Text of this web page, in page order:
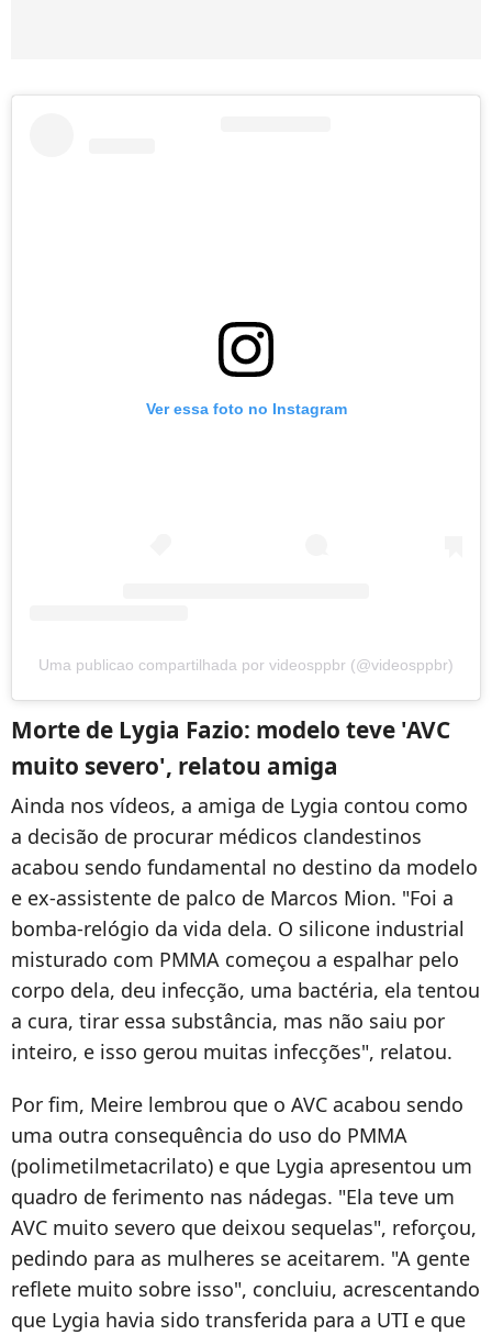
Ver essa foto no Instagram
Uma publicao compartilhada por videosppbr (@videosppbr)
Morte de Lygia Fazio: modelo teve 'AVC
muito severo', relatou amiga
Ainda nos vídeos, a amiga de Lygia contou como
a decisão de procurar médicos clandestinos
acabou sendo fundamental no destino da modelo
e ex-assistente de palco de Marcos Mion. "Foi a
bomba-relógio da vida dela. O silicone industrial
misturado com PMMA começou a espalhar pelo
corpo dela, deu infecção, uma bactéria, ela tentou
a cura, tirar essa substância, mas não saiu por
inteiro, e isso gerou muitas infecções", relatou.
Por fim, Meire lembrou que o AVC acabou sendo
uma outra consequência do uso do PMMA
(polimetilmetacrilato) e que Lygia apresentou um
quadro de ferimento nas nádegas. "Ela teve um
AVC muito severo que deixou sequelas", reforçou,
pedindo para as mulheres se aceitarem. "A gente
reflete muito sobre isso", concluiu, acrescentando
que Lygia havia sido transferida para a UTI e que